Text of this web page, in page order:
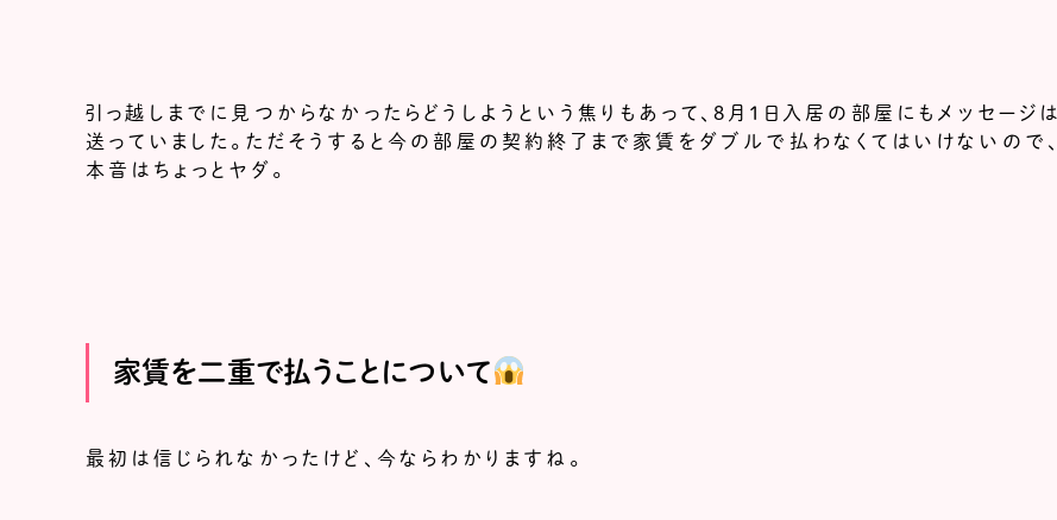
引っ越しまでに見つからなかったらどうしようという焦りもあって、8月1日入居の部屋にもメッセージは
送っていました。ただそうすると今の部屋の契約終了まで家賃をダブルで払わなくてはいけないので、
本音はちょっとヤダ。
家賃を二重で払うことについて
最初は信じられなかったけど、今ならわかりますね。